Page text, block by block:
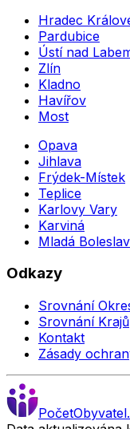
Hradec
Pardubice
Ústí nad
Zlín
Kladno
Havířov
Most
Opava
Jihlava
Frýdek-Místek
Teplice
Karlovy Vary
Karviná
Mladá Boleslav
Odkazy
Srovnání
Srovnání Krajů
Kontakt
Zásady
PočetObyvatel